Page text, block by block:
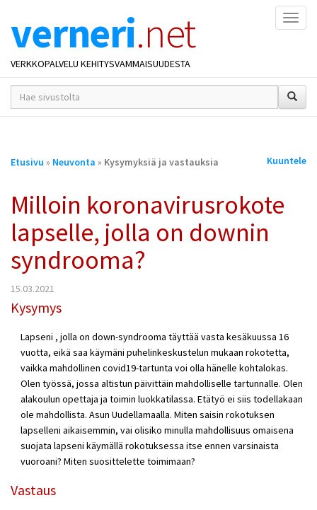
verneri.net
VERKKOPALVELU KEHITYSVAMMAISUUDESTA
hakusana(t)
*
Olet
Etusivu » Neuvonta » Kysymyksiä ja vastauksia Kuuntele
Milloin koronavirusrokote
lapselle, jolla on downin
syndrooma?
15.03.2021
Kysymys
Lapseni , jolla on down-syndrooma täyttää vasta kesäkuussa 16
vuotta, eikä saa käymäni puhelinkeskustelun mukaan rokotetta,
vaikka mahdollinen covid19-tartunta voi olla hänelle kohtalokas.
Olen työssä, jossa altistun päivittäin mahdolliselle tartunnalle. Olen
alakoulun opettaja ja toimin luokkatilassa. Etätyö ei siis todellakaan
ole mahdollista. Asun Uudellamaalla. Miten saisin rokotuksen
lapselleni aikaisemmin, vai olisiko minulla mahdollisuus omaisena
suojata lapseni käymällä rokotuksessa itse ennen varsinaista
vuoroani? Miten suosittelette toimimaan?
Vastaus